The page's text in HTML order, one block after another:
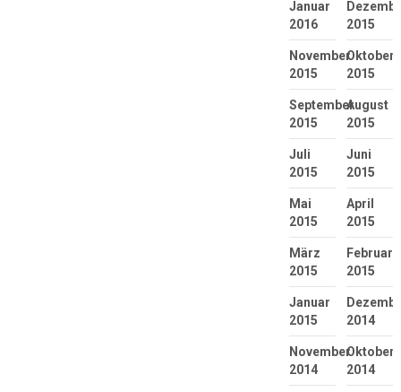
Januar
2016
2015
November
2015
Oktober
2015
September
2015
August
2015
Juli
2015
Juni
2015
Mai
2015
April
2015
März
2015
Februar
2015
Januar
2015
2014
November
2014
Oktober
2014